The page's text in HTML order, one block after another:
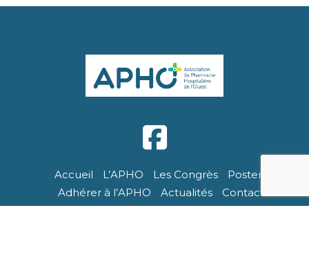
Accueil L’APHO Les Congrès
Posters
Adhérer à l’APHO
Actualités Contact